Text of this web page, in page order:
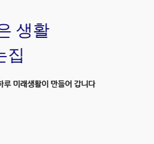
생활
집
루 미래생활이 만들어 갑니다